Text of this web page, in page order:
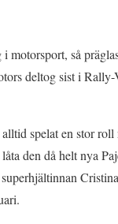
så
deltog sist i
spelat en stor
den då helt nya